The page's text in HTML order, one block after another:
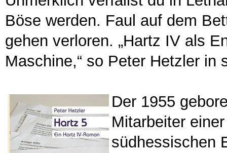
Böse werden. Faul auf dem
gehen verloren. „Hartz IV als
Maschine,“ so Peter Hetzler in
Der 1955
Mitarbeiter einer
südhessischen